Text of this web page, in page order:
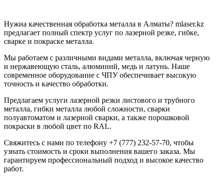
Нужна качественная обработка металла в Алматы? mlaser.kz
предлагает полный спектр услуг по лазерной резке, гибке,
сварке и покраске металла.
Мы работаем с различными видами металла, включая черную
и нержавеющую сталь, алюминий, медь и латунь. Наше
современное оборудование с ЧПУ обеспечивает высокую
точность и качество обработки.
Предлагаем услуги лазерной резки листового и трубного
металла, гибки металла любой сложности, сварки
полуавтоматом и лазерной сварки, а также порошковой
покраски в любой цвет по RAL.
Свяжитесь с нами по телефону +7 (777) 232-57-70, чтобы
узнать стоимость и сроки выполнения вашего заказа. Мы
гарантируем профессиональный подход и высокое качество
работ.